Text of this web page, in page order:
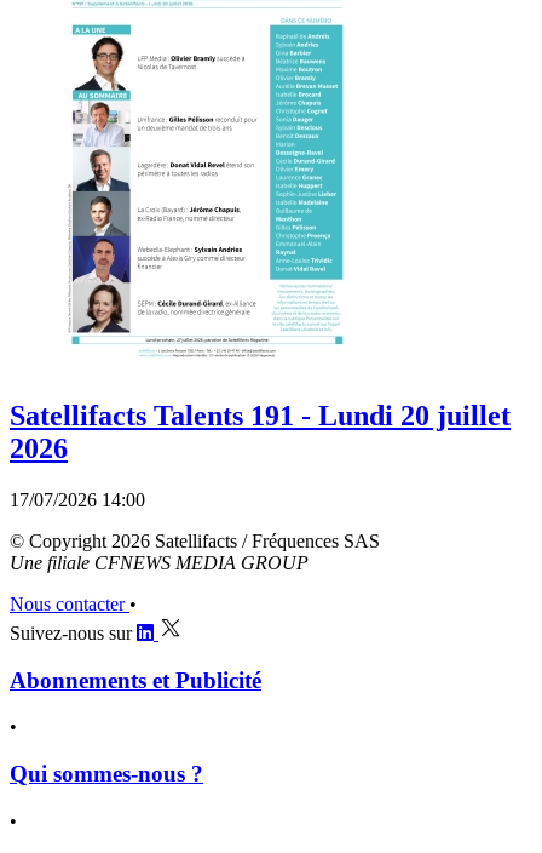
Satellifacts Talents 191 - Lundi 20 juillet
2026
17/07/2026 14:00
© Copyright 2026 Satellifacts / Fréquences SAS
Une filiale CFNEWS MEDIA GROUP
Nous contacter •
Suivez-nous sur
Abonnements et Publicité
•
Qui sommes-nous ?
•